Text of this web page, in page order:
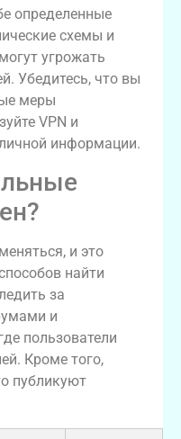
определенные
схемы и
угрожать
Убедитесь, что вы
меры
VPN и
информации.
и это
найти
за
и
пользователи
Кроме того,
публикуют